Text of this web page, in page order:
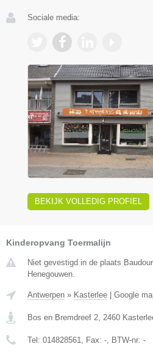
Sociale media:
BEKIJK VOLLEDIG PROFIEL
Kinderopvang Toermalijn
Niet gevestigd in de plaats
Henegouwen.
Antwerpen » Kasterlee Google
Bos en Bremdreef 2, 2460
Tel: 014828561, Fax: -, BTW-nr: -